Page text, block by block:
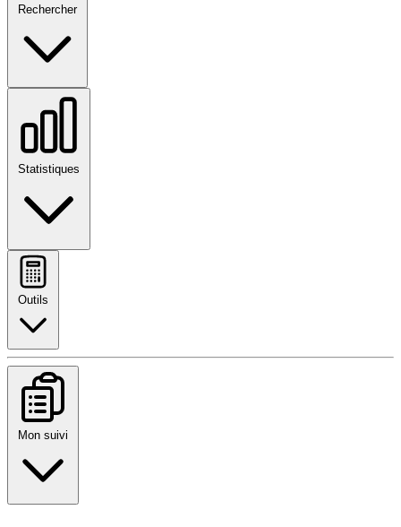
Rechercher
Statistiques
Outils
Mon suivi